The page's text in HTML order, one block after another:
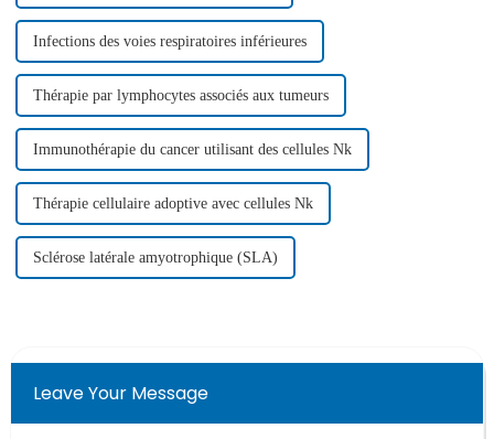
Infections des voies respiratoires inférieures
Thérapie par lymphocytes associés aux tumeurs
Immunothérapie du cancer utilisant des cellules Nk
Thérapie cellulaire adoptive avec cellules Nk
Sclérose latérale amyotrophique (SLA)
Leave Your Message